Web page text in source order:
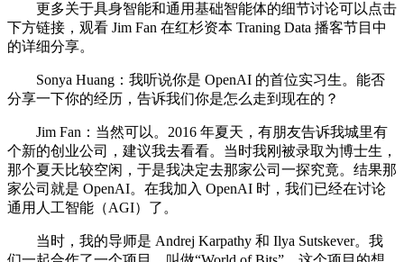
更多关于具身智能和通用基础智能体的细节讨论可以点击
下方链接，观看 Jim Fan 在红杉资本 Traning Data 播客节目中
的详细分享。
Sonya Huang：我听说你是 OpenAI 的首位实习生。能否
分享一下你的经历，告诉我们你是怎么走到现在的？
Jim Fan：当然可以。2016 年夏天，有朋友告诉我城里有
个新的创业公司，建议我去看看。当时我刚被录取为博士生，
那个夏天比较空闲，于是我决定去那家公司一探究竟。结果那
家公司就是 OpenAI。在我加入 OpenAI 时，我们已经在讨论
通用人工智能（AGI）了。
当时，我的导师是 Andrej Karpathy 和 Ilya Sutskever。我